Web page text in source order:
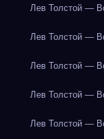
Лев Толстой —
Лев Толстой —
Лев Толстой —
Лев Толстой —
Лев Толстой —